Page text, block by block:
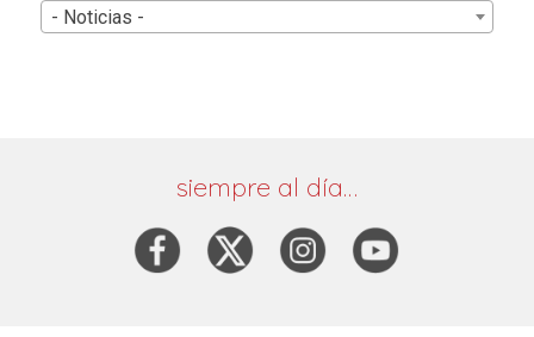
- Noticias -
siempre al día…